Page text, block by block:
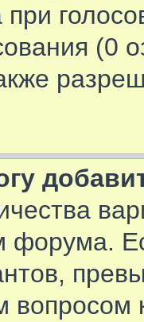
при
(0
форума.
вопросом